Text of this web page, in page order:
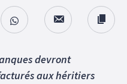
devront
aux héritiers